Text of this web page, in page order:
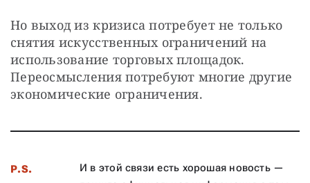
Но выход из кризиса потребует не только
снятия искусственных ограничений на
использование торговых площадок.
Переосмысления потребуют многие другие
экономические ограничения.
P.S.
И в этой связи есть хорошая новость —